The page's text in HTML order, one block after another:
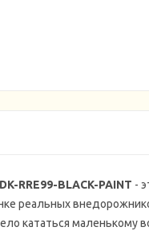
RRE99-BLACK-PAINT -
реальных
кататься